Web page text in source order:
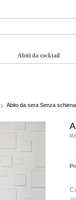
Abiti da cocktail
Abito da sera Senza